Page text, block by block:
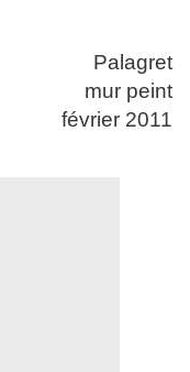
Palagret
mur peint
février 2011